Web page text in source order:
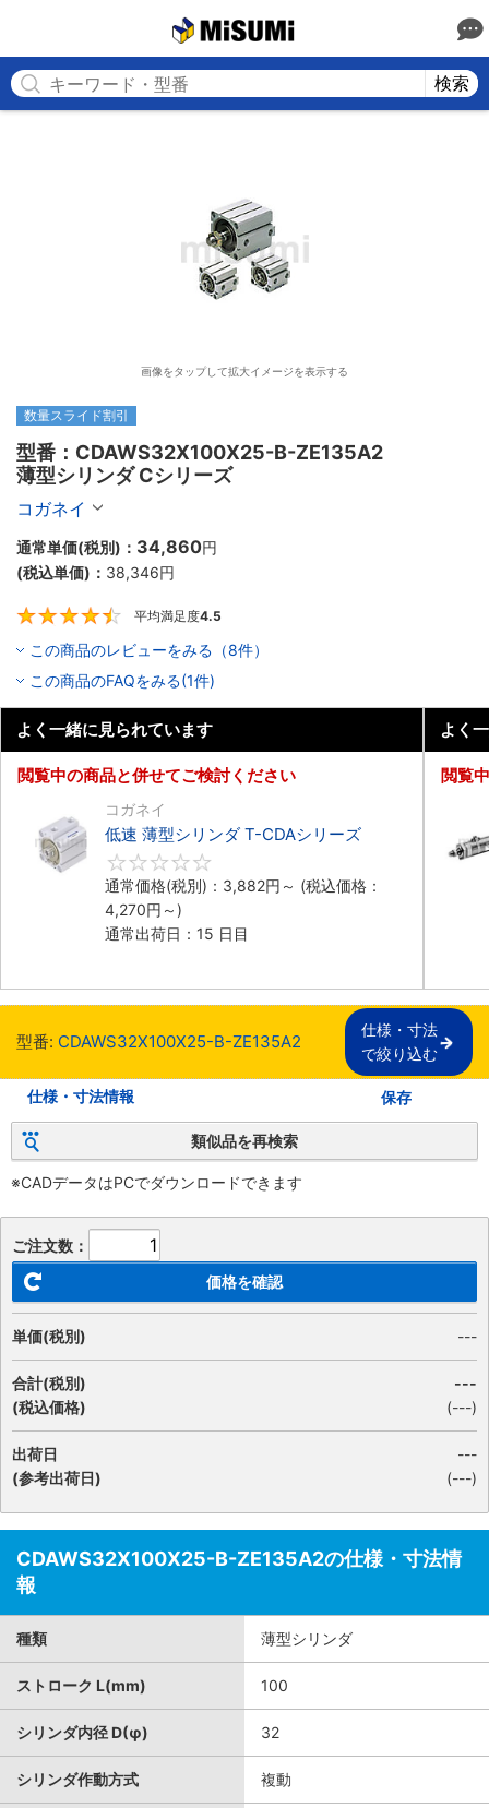
検索
画像をタップして拡大イメージを表示する
数量スライド割引
型番：CDAWS32X100X25-B-ZE135A2
薄型シリンダ Cシリーズ
コガネイ
通常単価(税別)： 34,860円
(税込単価)： 38,346円
平均満足度4.5
この商品のレビューをみる（8件）
この商品のFAQをみる(1件)
よく一緒に見られています
閲覧中の商品と併せてご検討ください
コガネイ
低速 薄型シリンダ T-CDAシリーズ
通常価格(税別)： 3,882円 ～ (税込価格：
4,270円 ～)
通常出荷日：15 日目
よく
閲覧
型番: CDAWS32X100X25-B-ZE135A2
仕様・寸法
で絞り込む
仕様・寸法情報 保存
類似品を再検索
※CADデータはPCでダウンロードできます
ご注文数：
価格を確認
単価(税別) ---
合計(税別)
(税込価格)
---
(---)
出荷日
(参考出荷日)
---
(---)
CDAWS32X100X25-B-ZE135A2の仕様・寸法情
報
種類 薄型シリンダ
ストローク L(mm) 100
シリンダ内径 D(φ) 32
シリンダ作動方式 複動